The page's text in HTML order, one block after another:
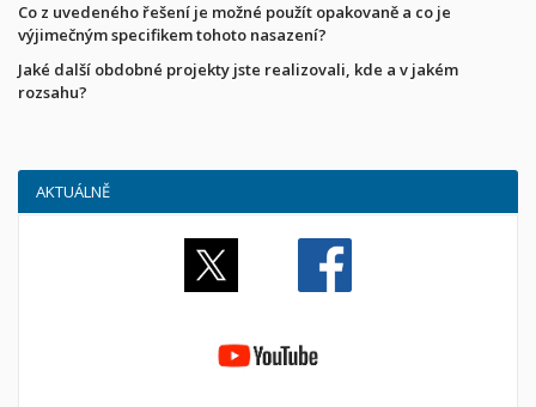
Co z uvedeného řešení je možné použít opakovaně a co je
výjimečným specifikem tohoto nasazení?
Jaké další obdobné projekty jste realizovali, kde a v jakém
rozsahu?
AKTUÁLNĚ